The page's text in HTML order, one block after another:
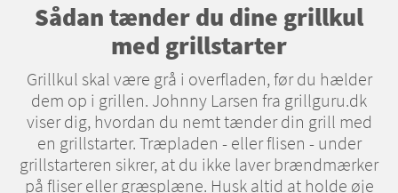
Sådan tænder du dine grillkul
med grillstarter
Grillkul skal være grå i overfladen, før du hælder
dem op i grillen. Johnny Larsen fra grillguru.dk
viser dig, hvordan du nemt tænder din grill med
en grillstarter. Træpladen - eller flisen - under
grillstarteren sikrer, at du ikke laver brændmærker
på fliser eller græsplæne. Husk altid at holde øje